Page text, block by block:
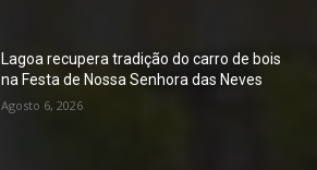
Lagoa recupera tradição do carro de bois
na Festa de Nossa Senhora das Neves
Agosto 6, 2026